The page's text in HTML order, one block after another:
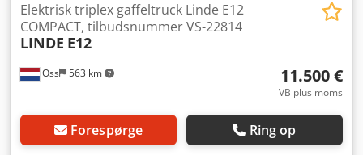
Transportpakker [stk.]: 1 Finansielle oplysninger Moms:
Den angivne pris er ekskl. moms Moms/momsfradrag:
Moms kan fradrages for virksomheder Levering og indbytte
Tess van den Boom
Oss 563 km
Elektrisk triplex gaffeltruck Linde E12
COMPACT, tilbudsnummer VS-22814
LINDE E12
11.500 €
VB plus moms
Forespørge Ring op